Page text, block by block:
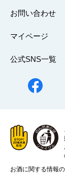
お問い合わせ
マイページ
公式SNS一覧
お酒に関する情報